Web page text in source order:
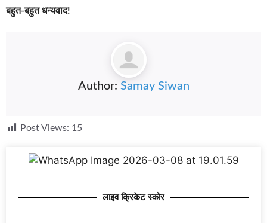
बहुत-बहुत धन्यवाद!
Author: Samay Siwan
Post Views: 15
लाइव क्रिकेट स्कोर